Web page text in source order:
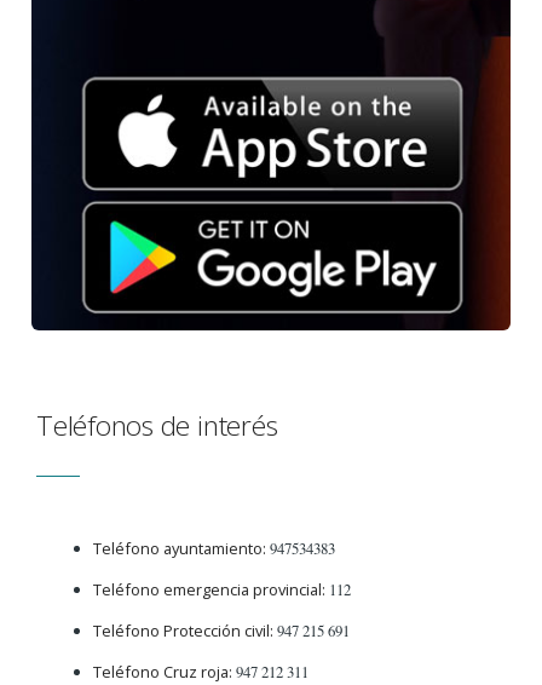
Teléfonos de interés
Teléfono ayuntamiento: 947534383
Teléfono emergencia provincial: 112
Teléfono Protección civil: 947 215 691
Teléfono Cruz roja: 947 212 311